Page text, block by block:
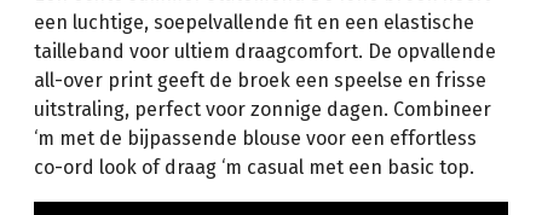
een luchtige, soepelvallende fit en een elastische
tailleband voor ultiem draagcomfort. De opvallende
all-over print geeft de broek een speelse en frisse
uitstraling, perfect voor zonnige dagen. Combineer
‘m met de bijpassende blouse voor een effortless
co-ord look of draag ‘m casual met een basic top.